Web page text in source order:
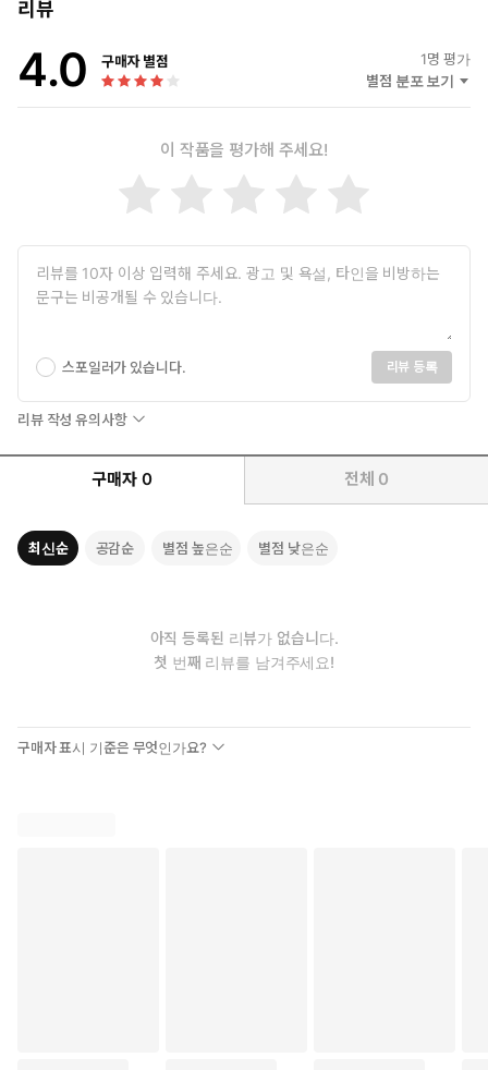
리뷰
4.0 구매자 별점 1명 평가
별점 분포 보기
이 작품을 평가해 주세요!
스포일러가 있습니다. 리뷰 등록
리뷰 작성 유의사항
구매자 0 전체 0
최신순 공감순 별점 높은순 별점 낮은순
아직 등록된 리뷰가 없습니다.
첫 번째 리뷰를 남겨주세요!
구매자 표시 기준은 무엇인가요?